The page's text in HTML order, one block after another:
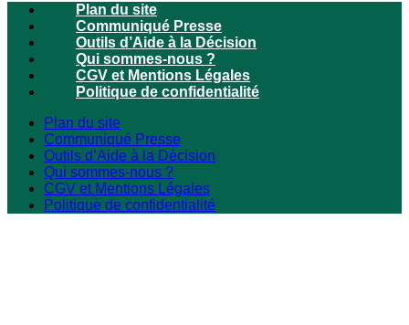
Plan du site
Communiqué Presse
Outils d’Aide à la Décision
Qui sommes-nous ?
CGV et Mentions Légales
Politique de confidentialité
Plan du site
Communiqué Presse
Outils d’Aide à la Décision
Qui sommes-nous ?
CGV et Mentions Légales
Politique de confidentialité